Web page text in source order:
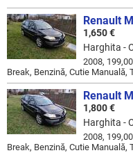
Renault
1,650 €
Harghita -
2008,
Break, Benzină, Cutie
Renault
1,800 €
Harghita -
2008,
Break, Benzină, Cutie